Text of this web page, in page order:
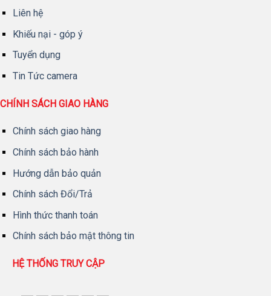
Liên hệ
Khiếu nại - góp ý
Tuyển dụng
Tin Tức camera
CHÍNH SÁCH GIAO HÀNG
Chính sách giao hàng
Chính sách bảo hành
Hướng dẫn bảo quản
Chính sách Đổi/Trả
Hình thức thanh toán
Chính sách bảo mật thông tin
HỆ THỐNG TRUY CẬP